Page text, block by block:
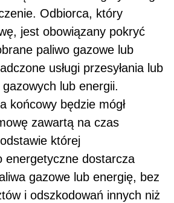
Odbiorca, który
jest obowiązany pokryć
paliwo gazowe lub
usługi przesyłania lub
lub energii.
końcowy będzie mógł
zawartą na czas
której
energetyczne dostarcza
gazowe lub energię, bez
i odszkodowań innych niż